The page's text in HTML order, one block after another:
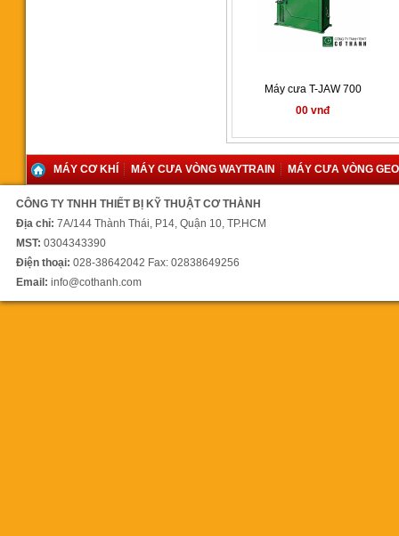
Máy cưa vòng SH-6056NC
42.000 vnđ
Máy cưa T-JAW 700
00 vnđ
MÁY CƠ KHÍ MÁY CƯA VÒNG WAYTRAIN MÁY CƯA VÒNG
CÔNG TY TNHH THIẾT BỊ KỸ THUẬT CƠ THÀNH
Địa chỉ: 7A/144 Thành Thái, P14, Quận 10, TP.HCM
MST: 0304343390
Điện thoại: 028-38642042 Fax: 02838649256
Email: info@cothanh.com